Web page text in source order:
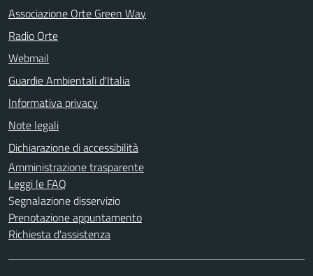
Associazione Orte Green Way
Radio Orte
Webmail
Guardie Ambientali d'Italia
Informativa privacy
Note legali
Dichiarazione di accessibilità
Amministrazione trasparente
Leggi le FAQ
Segnalazione disservizio
Prenotazione appuntamento
Richiesta d'assistenza